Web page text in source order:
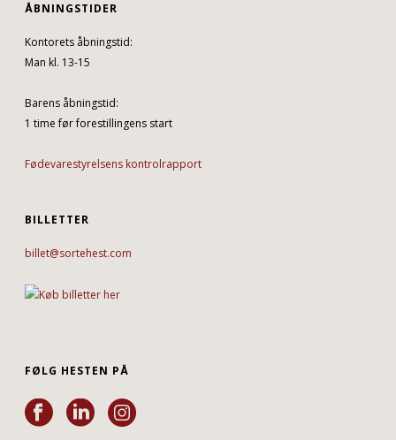
ÅBNINGSTIDER
Kontorets åbningstid:
Man kl. 13-15
Barens åbningstid:
1 time før forestillingens start
Fødevarestyrelsens kontrolrapport
BILLETTER
billet@sortehest.com
FØLG HESTEN PÅ